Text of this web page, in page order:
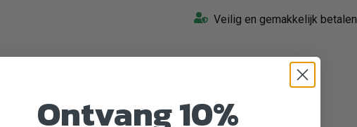
Veilig en gemakkelijk betalen
Ontvang 10%